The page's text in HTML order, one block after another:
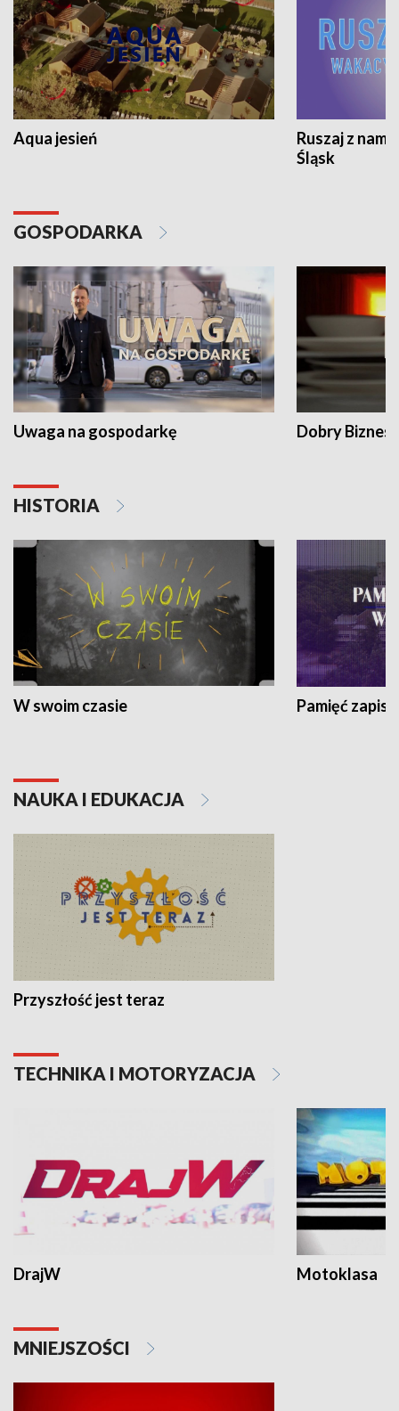
Aqua jesień
Ruszaj z
Śląsk
GOSPODARKA
Uwaga na gospodarkę Dobry Biznes
HISTORIA
W swoim czasie Pamięć
NAUKA I EDUKACJA
Przyszłość jest teraz
TECHNIKA I MOTORYZACJA
DrajW Motoklasa
MNIEJSZOŚCI